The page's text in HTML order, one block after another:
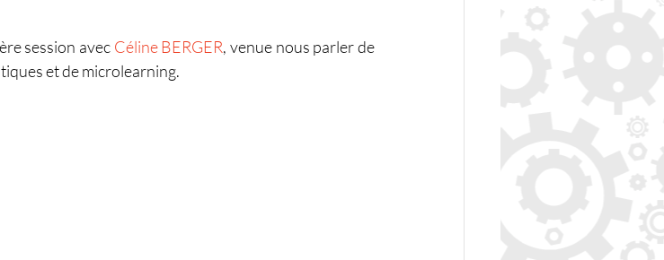
session avec Céline BERGER, venue nous parler de
et de microlearning.